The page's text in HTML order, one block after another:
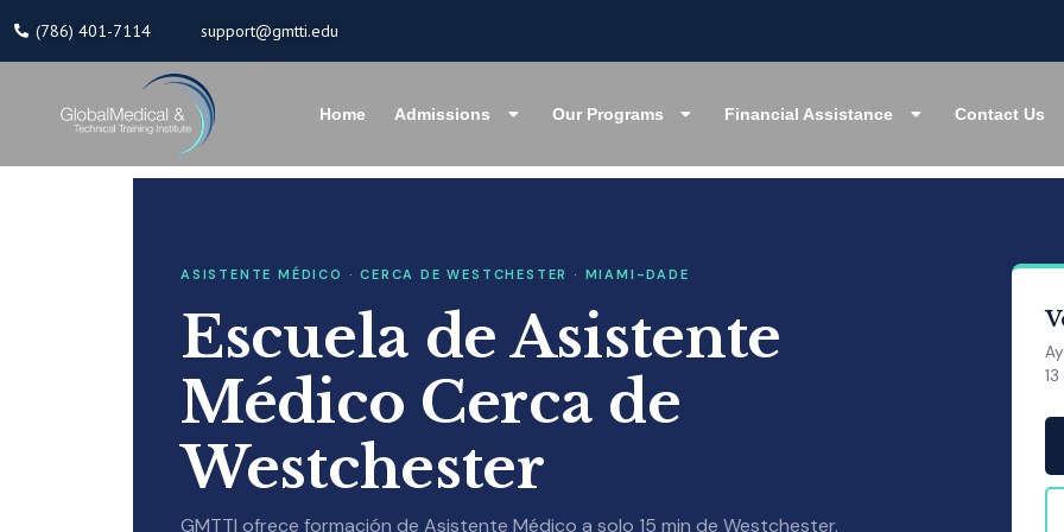
(786) 401-7114 support@gmtti.edu
Home Admissions Our Programs Financial Assistance Contact Us
ASISTENTE MÉDICO · CERCA DE WESTCHESTER · MIAMI-DADE
Escuela de Asistente
Médico Cerca de
Westchester
GMTTI ofrece formación de Asistente Médico a solo 15 min de Westchester.